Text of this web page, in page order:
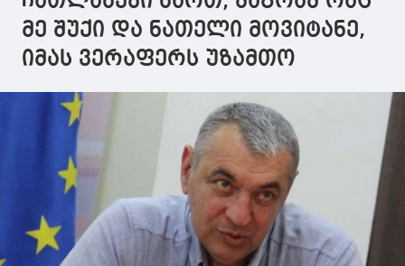
მე შუქი და ნათელი მოვიტანე,
იმას ვერაფერს უზამთო